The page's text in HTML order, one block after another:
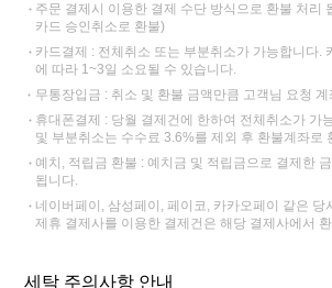
주문 결제시 이용한 결제 수단 방식으로 환불 처리
카드 승인취소로 환불)
카드결제 : 전체취소 또는 부분취소가 가능합니다.
에 따라 1~3일 소요될 수 있습니다.
무통장입금 : 취소 및 환불 금액만큼 고객님 요청
휴대폰결제 : 당월 결제건에 한하여 전체취소가 가
및 부분취소는 수수료 3.6%를 제외 후 환불계좌로
예치, 적립금 환불 : 예치금 및 적립금으로 결제한
됩니다.
네이버페이, 삼성페이, 페이코, 카카오페이 같은 당
제휴 결제사를 이용한 결제건은 해당 결제사에서
세탁 주의사항 안내